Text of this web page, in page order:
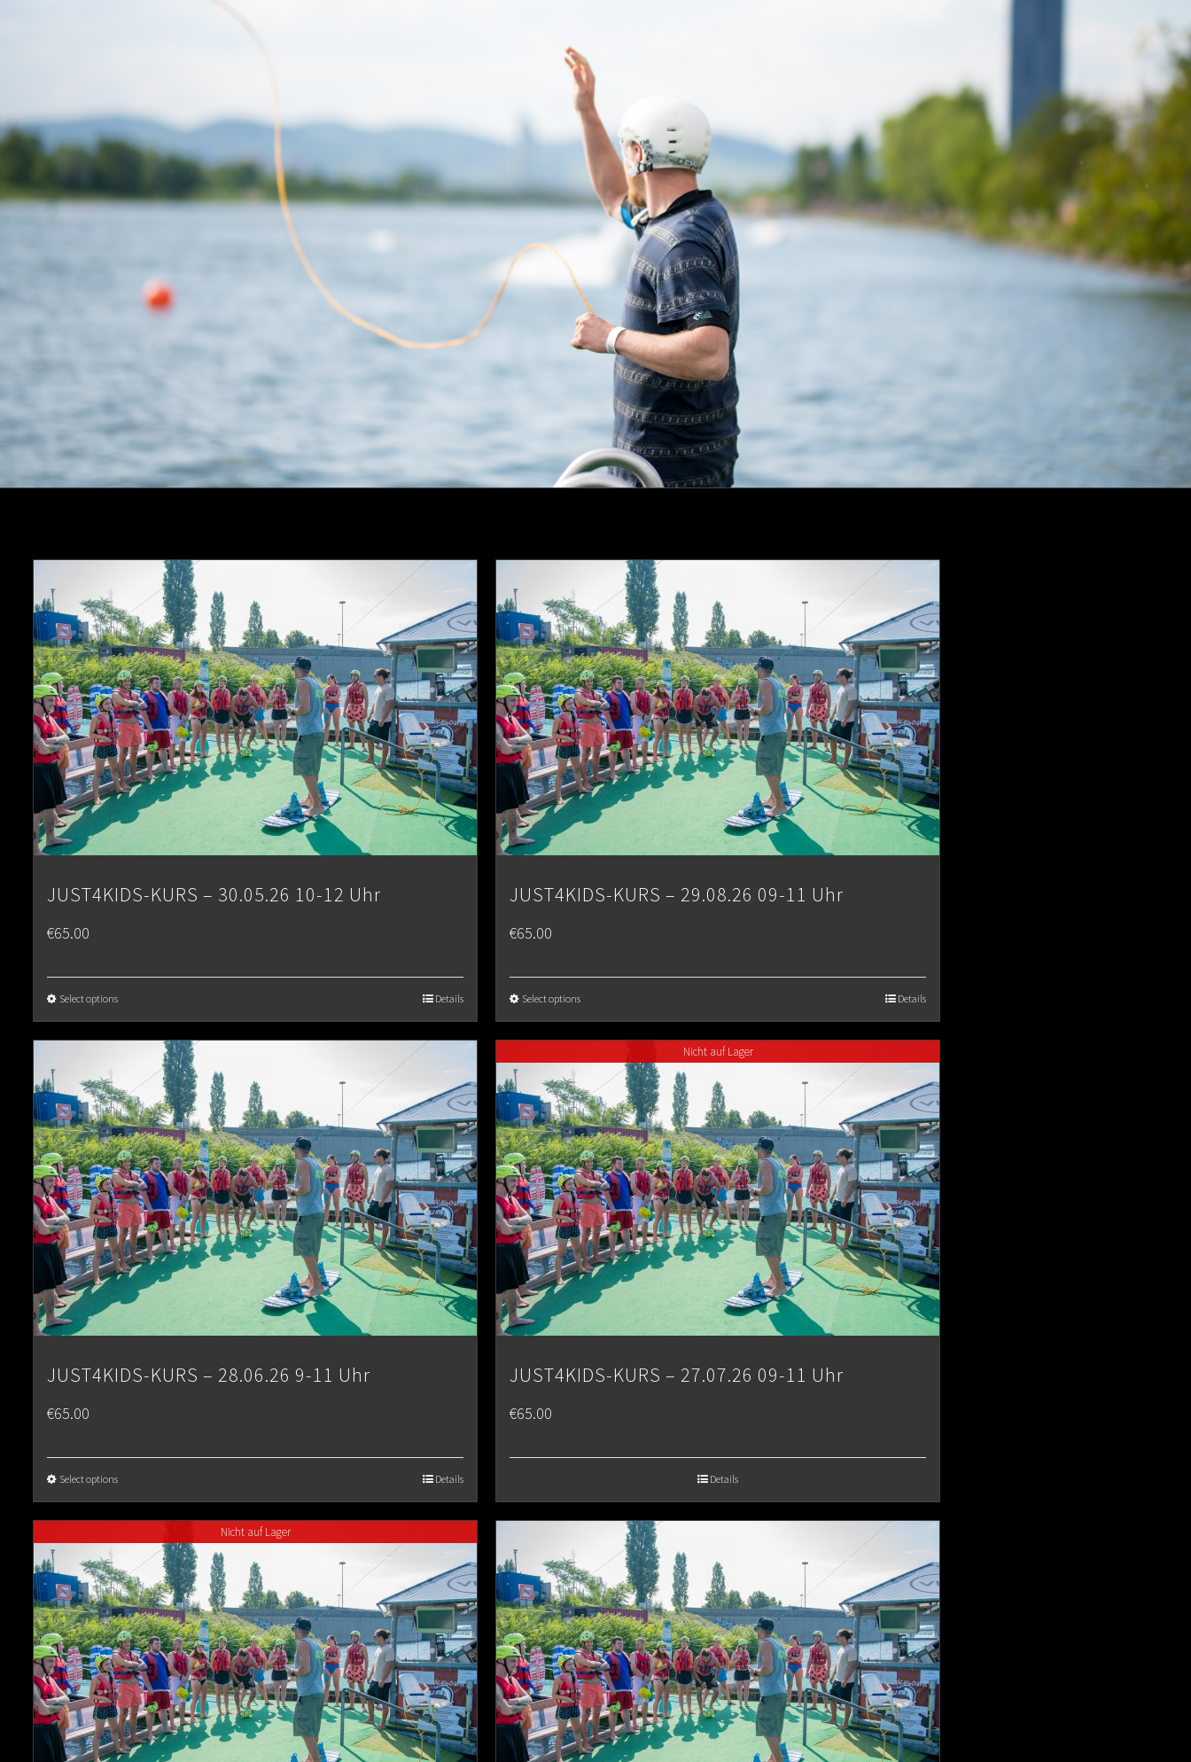
JUST4KIDS-KURS – 30.05.26 10-12 Uhr
€65.00
Select options Details
JUST4KIDS-KURS – 29.08.26 09-11 Uhr
€65.00
Select options Details
JUST4KIDS-KURS – 28.06.26 9-11 Uhr
€65.00
Select options Details
Nicht auf Lager
JUST4KIDS-KURS – 27.07.26 09-11 Uhr
€65.00
Details
Nicht auf Lager